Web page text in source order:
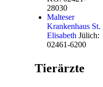
28030
Malteser
Krankenhaus St.
Elisabeth Jülich:
02461-6200
Tierärzte